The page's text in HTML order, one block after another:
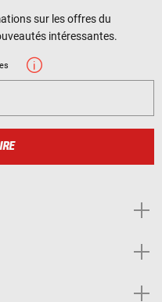
sur les offres du
intéressantes.